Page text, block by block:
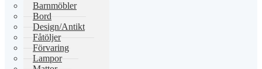
Barnmöbler
Bord
Design/Antikt
Fåtöljer
Förvaring
Lampor